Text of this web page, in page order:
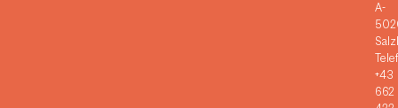
A-
+43
662